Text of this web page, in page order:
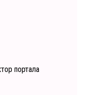
портала